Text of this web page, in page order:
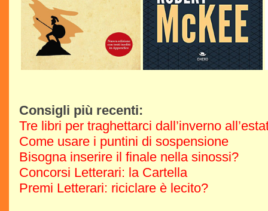
Consigli più recenti:
Tre libri per traghettarci dall’inverno
Come usare i puntini di sospensione
Bisogna inserire il finale nella sinossi?
Concorsi Letterari: la Cartella
Premi Letterari: riciclare è lecito?